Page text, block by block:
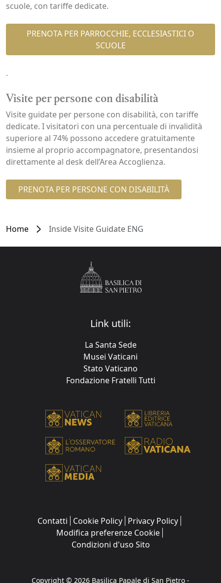
scuole, con tariffe dedicate.
PRENOTA PER PARROCCHIE, ECCLESIASTICI O
SCUOLE
.
Visite per persone con disabilità
Visite guidate per persone con disabilità, con tariffe
dedicate. I visitatori con una percentuale di invalidità
superiore al 74% possono accedere gratuitamente
insieme al proprio accompagnatore, presentandosi
direttamente al desk dell’Area Accoglienza.
PRENOTA PER PERSONE CON DISABILITÀ
Home Inside Visite Guidate ENG
Link utili:
La Santa Sede
Musei Vaticani
Stato Vaticano
Fondazione Fratelli Tutti
Contatti Cookie Policy Privacy Policy
Modifica preferenze Cookie
Condizioni d'uso Sito
Copyright © 2026 Basilica Papale di San Pietro -